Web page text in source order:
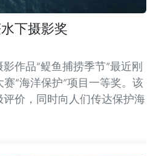
下摄影奖
作品“鳀鱼捕捞季节”最近刚
“海洋保护”项目一等奖。该
价，同时向人们传达保护海